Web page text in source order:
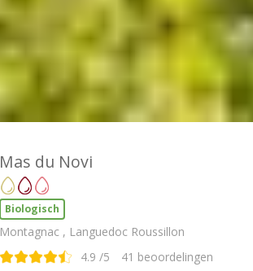
Mas du Novi
Biologisch
Montagnac , Languedoc Roussillon
4.9 /5 41 beoordelingen